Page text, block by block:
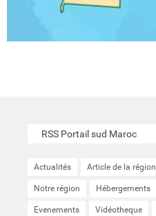
RSS Portail sud Maroc
Actualités Article de la région
Notre région Hébergements
Evenements Vidéotheque